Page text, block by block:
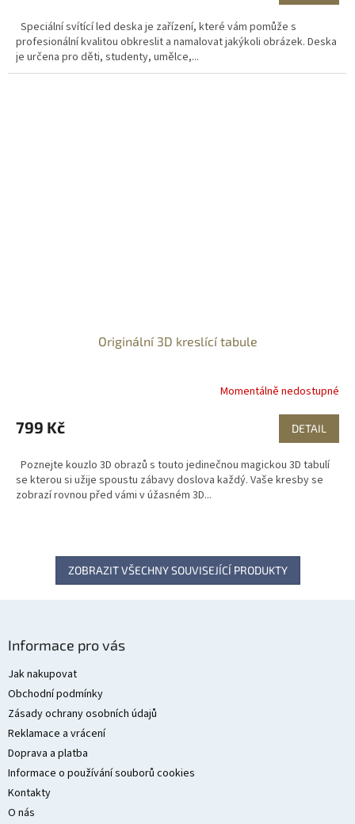
Speciální svítící led deska je zařízení, které vám pomůže s
profesionální kvalitou obkreslit a namalovat jakýkoli obrázek. Deska
je určena pro děti, studenty, umělce,...
Originální 3D kreslící tabule
Momentálně nedostupné
799 Kč DETAIL
Poznejte kouzlo 3D obrazů s touto jedinečnou magickou 3D tabulí
se kterou si užije spoustu zábavy doslova každý. Vaše kresby se
zobrazí rovnou před vámi v úžasném 3D...
ZOBRAZIT VŠECHNY SOUVISEJÍCÍ PRODUKTY
Informace pro vás
Jak nakupovat
Obchodní podmínky
Zásady ochrany osobních údajů
Reklamace a vrácení
Doprava a platba
Informace o používání souborů cookies
Kontakty
O nás